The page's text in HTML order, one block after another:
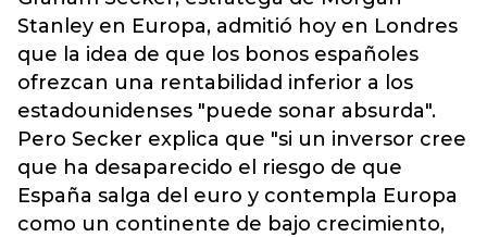
Stanley en Europa, admitió hoy en Londres
que la idea de que los bonos españoles
ofrezcan una rentabilidad inferior a los
estadounidenses "puede sonar absurda".
Pero Secker explica que "si un inversor cree
que ha desaparecido el riesgo de que
España salga del euro y contempla Europa
como un continente de bajo crecimiento,